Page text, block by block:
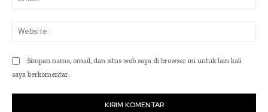
Simpan nama, email, dan situs web saya di browser ini untuk lain kali
saya berkomentar.